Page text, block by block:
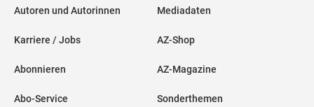
Autoren und Autorinnen
Karriere / Jobs
Abonnieren
Abo-Service
Mediadaten
AZ-Shop
AZ-Magazine
Sonderthemen